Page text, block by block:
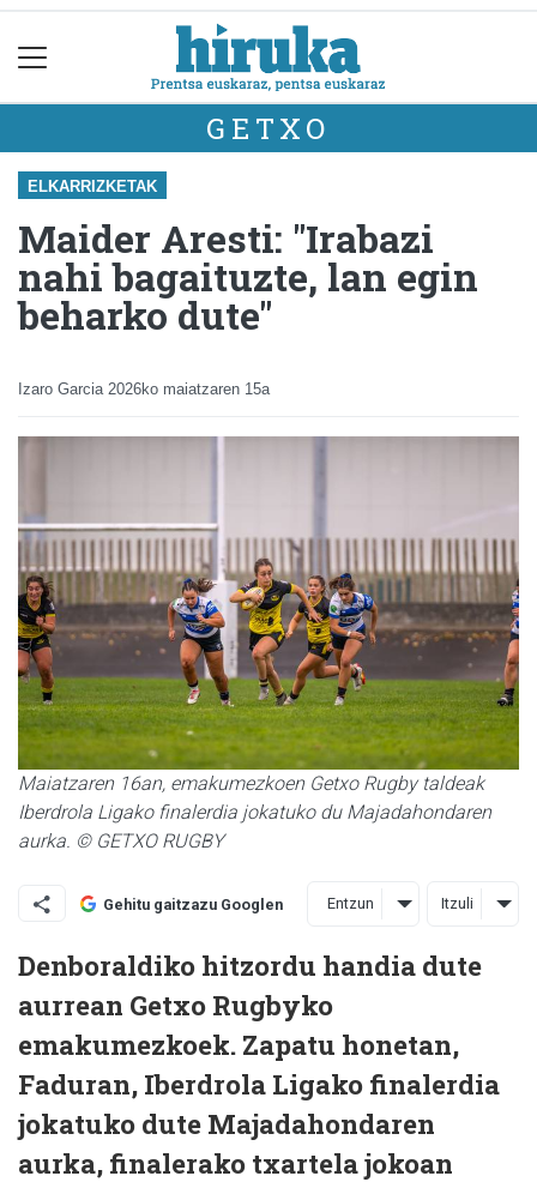
GETXO
ELKARRIZKETAK
Maider Aresti: "Irabazi
nahi bagaituzte, lan egin
beharko dute"
Izaro Garcia 2026ko maiatzaren 15a
Maiatzaren 16an, emakumezkoen Getxo Rugby taldeak
Iberdrola Ligako finalerdia jokatuko du Majadahondaren
aurka. © GETXO RUGBY
Gehitu gaitzazu Googlen Entzun Itzuli
Denboraldiko hitzordu handia dute
aurrean Getxo Rugbyko
emakumezkoek. Zapatu honetan,
Faduran, Iberdrola Ligako finalerdia
jokatuko dute Majadahondaren
aurka, finalerako txartela jokoan